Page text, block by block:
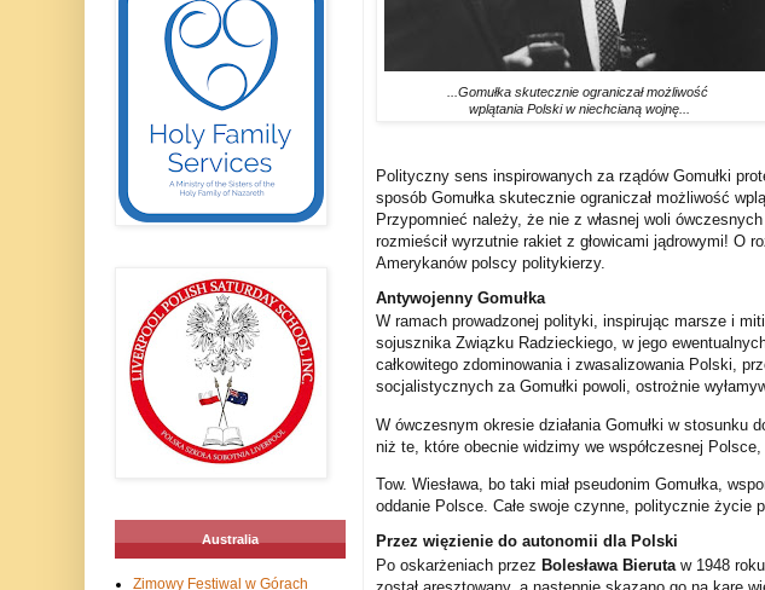
...Gomułka skutecznie ograniczał możliwość
wplątania Polski w niechcianą wojnę...
Polityczny sens inspirowanych za rządów Gomułki
sposób Gomułka skutecznie ograniczał możliwość
Przypomnieć należy, że nie z własnej woli
rozmieścił wyrzutnie rakiet z głowicami jądrowymi! O
Amerykanów polscy politykierzy.
Antywojenny Gomułka
W ramach prowadzonej polityki, inspirując marsze i
sojusznika Związku Radzieckiego, w jego
całkowitego zdominowania i zwasalizowania Polski,
socjalistycznych za Gomułki powoli, ostrożnie
W ówczesnym okresie działania Gomułki w stosunku
niż te, które obecnie widzimy we współczesnej
Tow. Wiesława, bo taki miał pseudonim Gomułka,
oddanie Polsce. Całe swoje czynne, politycznie życie
Przez więzienie do autonomii dla Polski
Po oskarżeniach przez Bolesława Bierutaw 1948
Australia
Zimowy Festiwal w Górach